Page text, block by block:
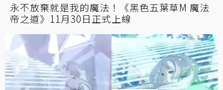
永不放棄就是我的魔法！《黑色五葉草M 魔法
帝之道》11月30日正式上線